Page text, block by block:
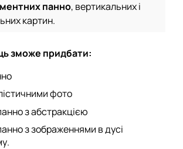
панно, вертикальних і
картин.
зможе придбати:
фото
з абстракцією
з зображеннями в дусі